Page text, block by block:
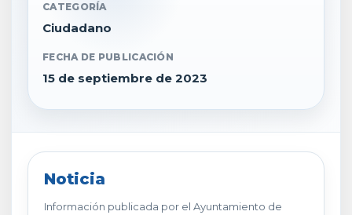
CATEGORÍA
Ciudadano
FECHA DE PUBLICACIÓN
15 de septiembre de 2023
Noticia
Información publicada por el Ayuntamiento de